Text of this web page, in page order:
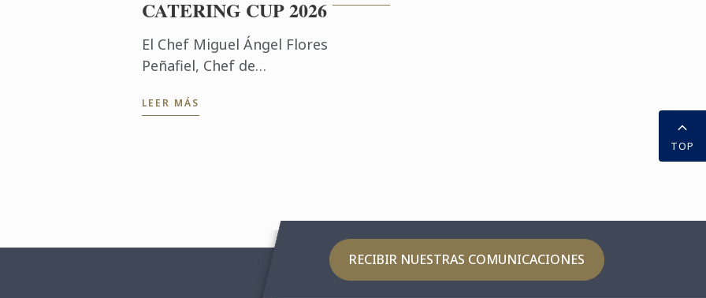
de México
CATERING CUP 2026
El Chef Miguel Ángel Flores
Peñafiel, Chef de
Bleu México, obtuvo el
LEER MÁS
RECIBIR NUESTRAS COMUNICACIONES
TOP